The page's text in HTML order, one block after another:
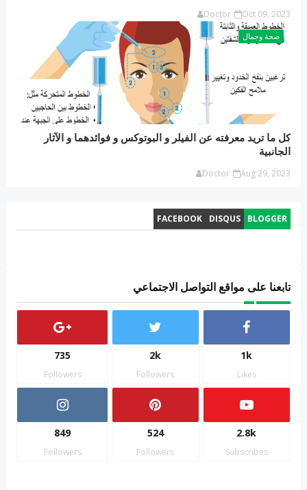
Doctor Oct 09, 2023
صحة وجمال
كل ما تريد معرفته عن الفيلر و البوتوكس و فوائدهما و الآثار
الجانبية
Doctor Aug 29, 2023
BLOGGER
DISQUS
FACEBOOK
تابعنا على مواقع التواصل الاجتماعي
1k
Likes
2k
Followers
735
Followers
2.8k
Subscribes
524
Followers
849
Followers